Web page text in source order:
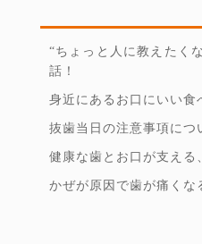
“ちょっと人に教えたく
話！
身近にあるお口にいい食
抜歯当日の注意事項につ
健康な歯とお口が支える
かぜが原因で歯が痛くな